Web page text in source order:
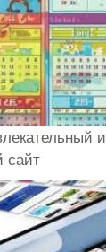
и
сайт